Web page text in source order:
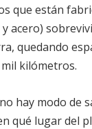
que están
acero)
quedando
kilómetros.
hay modo de
qué lugar del